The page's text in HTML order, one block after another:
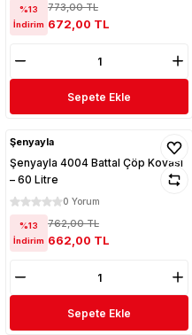
%13
İndirim
773,00 TL
672,00 TL
Sepete Ekle
Şenyayla
Şenyayla 4004 Battal Çöp Kovası
– 60 Litre
0 Yorum
%13
İndirim
762,00 TL
662,00 TL
Sepete Ekle